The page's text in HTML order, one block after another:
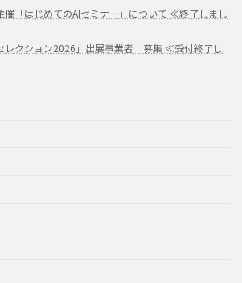
催「はじめてのAIセミナー」について ≪終了しまし
レクション2026」出展事業者 募集 ≪受付終了し